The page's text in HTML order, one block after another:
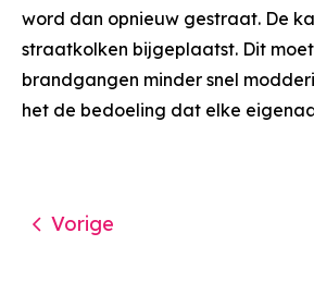
word dan opnieuw gestraat. De
straatkolken bijgeplaatst. Dit
brandgangen minder snel
het de bedoeling dat elke
Vorige